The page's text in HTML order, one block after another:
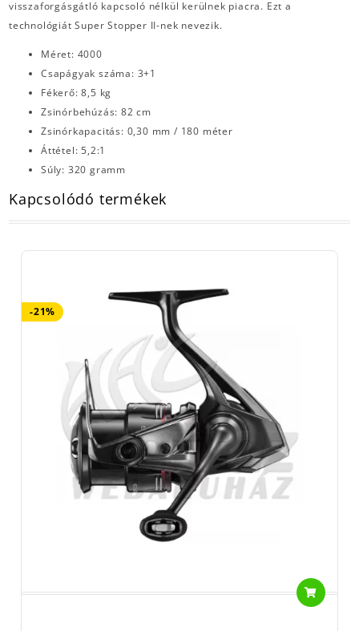
visszaforgásgátló kapcsoló nélkül kerülnek piacra. Ezt a
technológiát Super Stopper II-nek nevezik.
Méret: 4000
Csapágyak száma: 3+1
Fékerő: 8,5 kg
Zsinórbehúzás: 82 cm
Zsinórkapacitás: 0,30 mm / 180 méter
Áttétel: 5,2:1
Súly: 320 gramm
Kapcsolódó termékek
-21%